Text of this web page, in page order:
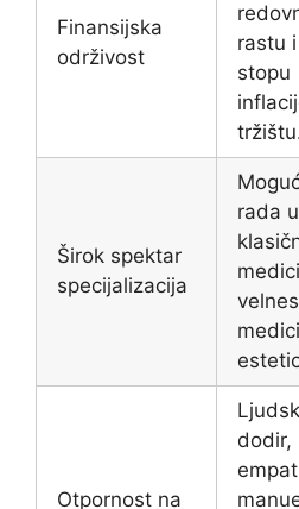
Finansijska
održivost
rastu
stopu
Širok spektar
specijalizacija
rada u
Otpornost na
dodir,